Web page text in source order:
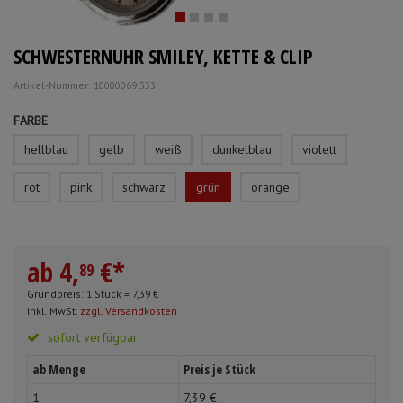
Ärmelschoner
Unterlagen und
SCHWESTERNUHR SMILEY, KETTE & CLIP
Artikel-Nummer: 10000069;333
FARBE
hellblau
gelb weiß dunkelblau violett
rot pink schwarz grün orange
ab 4,89 €*
Grundpreis: 1 Stück = 7,39 €
inkl. MwSt. zzgl. Versandkosten
sofort verfügbar
ab Menge Preis je Stück
1 7,39 €